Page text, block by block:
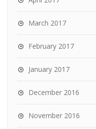
March 2017
February 2017
January 2017
December 2016
November 2016